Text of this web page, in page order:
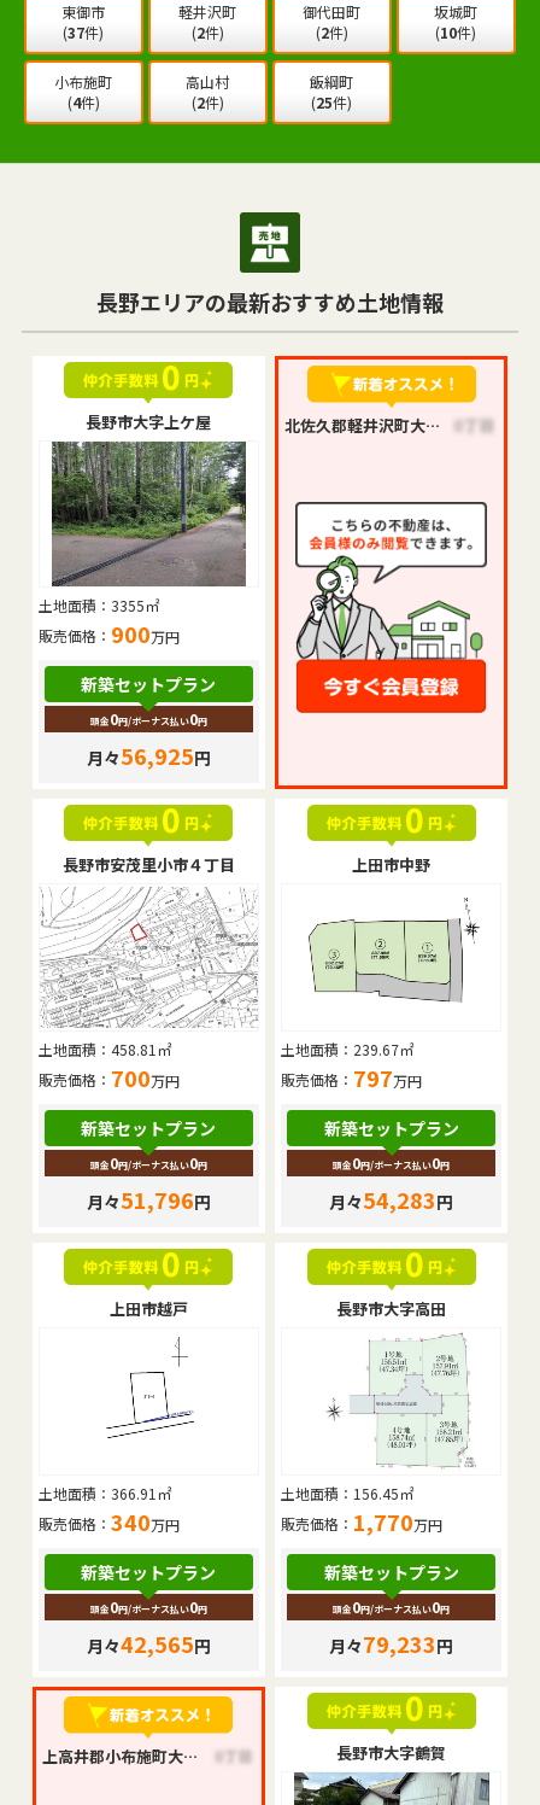
東御市
(37件)
軽井沢町
(2件)
御代田町
(2件)
坂城町
(10件)
小布施町
(4件)
高山村
(2件)
飯綱町
(25件)
長野エリアの最新おすすめ土地情報
長野市大字上ケ屋
土地面積： 3355㎡
販売価格： 900万円
新築セットプラン
頭金0円/ボーナス払い0円
月々56,925円
北佐久郡軽井沢町大字発地
長野市安茂里小市４丁目
土地面積： 458.81㎡
販売価格： 700万円
新築セットプラン
頭金0円/ボーナス払い0円
月々51,796円
上田市中野
土地面積： 239.67㎡
販売価格： 797万円
新築セットプラン
頭金0円/ボーナス払い0円
月々54,283円
上田市越戸
土地面積： 366.91㎡
販売価格： 340万円
新築セットプラン
頭金0円/ボーナス払い0円
月々42,565円
長野市大字高田
土地面積： 156.45㎡
販売価格： 1,770万円
新築セットプラン
頭金0円/ボーナス払い0円
月々79,233円
上高井郡小布施町大字小布施 長野市大字鶴賀